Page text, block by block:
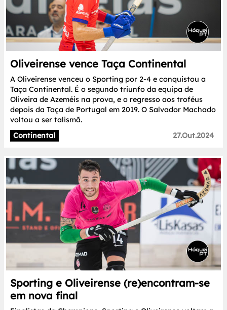
Oliveirense vence Taça Continental
A Oliveirense venceu o Sporting por 2-4 e conquistou a
Taça Continental. É o segundo triunfo da equipa de
Oliveira de Azeméis na prova, e o regresso aos troféus
depois da Taça de Portugal em 2019. O Salvador Machado
voltou a ser talismã.
Continental
27.Out.2024
Sporting e Oliveirense (re)encontram-se
em nova final